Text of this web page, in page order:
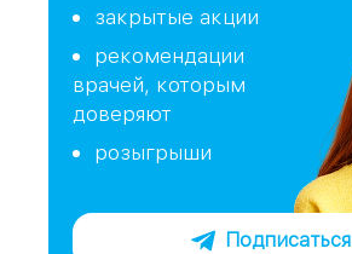
закрытые акции
рекомендации
врачей, которым
доверяют
розыгрыши
Подписаться